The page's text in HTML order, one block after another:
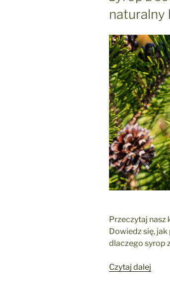
Przeczytaj nasz
Dowiedz się,
dlaczego syrop
Czytaj dalej